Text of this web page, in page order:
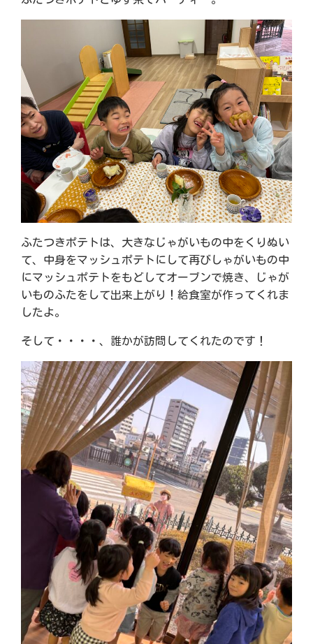
ふたつきポテトは、大きなじゃがいもの中をくりぬい
て、中身をマッシュポテトにして再びしゃがいもの中
にマッシュポテトをもどしてオーブンで焼き、じゃが
いものふたをして出来上がり！給食室が作ってくれま
したよ。
そして・・・・、誰かが訪問してくれたのです！